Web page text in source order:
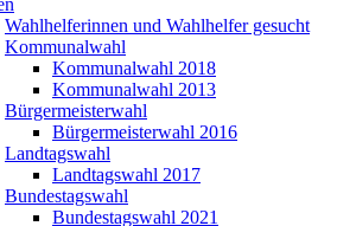
Wahlhelferinnen und Wahlhelfer gesucht
Kommunalwahl
Kommunalwahl 2018
Kommunalwahl 2013
Bürgermeisterwahl
Bürgermeisterwahl 2016
Landtagswahl
Landtagswahl 2017
Bundestagswahl
Bundestagswahl 2021